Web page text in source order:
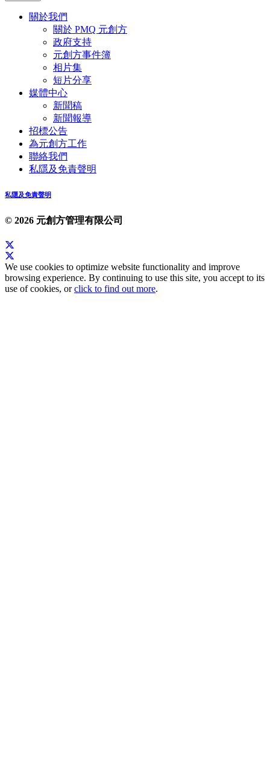
關於我們
關於 PMQ 元創方
政府支持
元創方事件簿
相片集
短片分享
媒體中心
新聞稿
新聞報導
招標公告
為元創方工作
聯絡我們
私隱及免責聲明
私隱及免責聲明
© 2026 元創方管理有限公司
We use cookies to optimize website functionality and improve
browsing experience. By continuing to use this site, you accept to its
use of cookies, orclick to find out more.